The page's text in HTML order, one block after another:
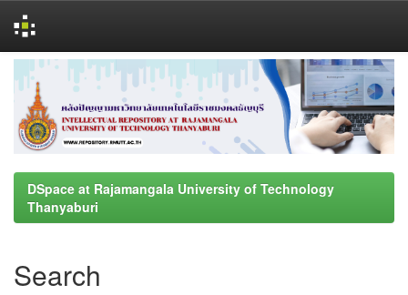
navigation
DSpace at Rajamangala University of Technology
Thanyaburi
Search